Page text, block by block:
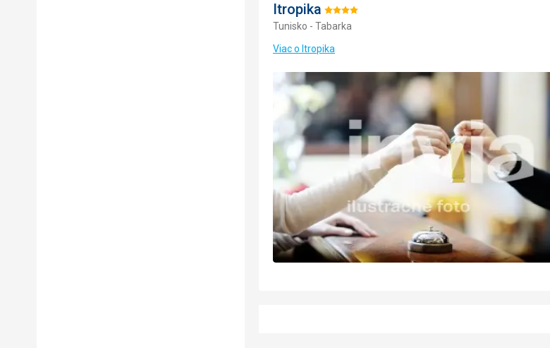
Itropika Hodnotenie:
4/5
Tunisko - Tabarka
Viac o Itropika